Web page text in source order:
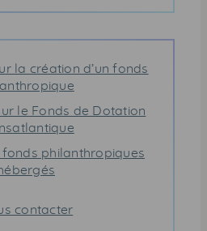
la création d’un fonds
le Fonds de Dotation
fonds philanthropiques
contacter